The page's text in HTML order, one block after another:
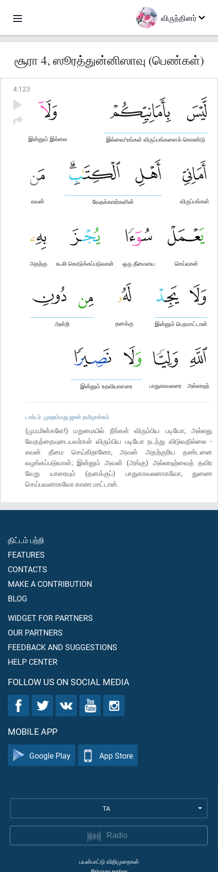
விருந்தினர்
சூரா 4, ஸூரத்துன்னிஸாவு (பெண்கள்)
4:123
இல்லை/உங்கள் விருப்பங்களைக் கொண்டு
இன்னும் இல்லை
விருப்பங்கள்
வேதக்காரர்களின்
எவன்
செய்வான்
ஒரு தீமையை
கூலி கொடுக்கப்படுவான்
அதற்கு
இன்னும் பெறமாட்டான்
தனக்கு
அன்றி
அல்லாஹ்
பாதுகாவலரை
இன்னும் உதவியாளரை
டாக்டர். முஹம்மது ஜான் தமிழாக்கம்
(முஃமின்களே!) மறுமையில் நீங்கள் விரும்பிய படியோ, அல்லது
வேதத்தையுடையவர்கள் விரும்பிய படியோ நடந்து விடுவதில்லை -
எவன் தீமை செய்கிறானோ, அவன் அதற்குரிய தண்டனை
வழங்கப்படுவான்; இன்னும் அவன் (அங்கு) அல்லாஹ்வைத் தவிர
வேறு யாரையும் (தனக்குப்) பாதுகாவலனாகவோ, துணை
செய்பவனாகவோ காண மாட்டான்.
திட்டம் பற்றி
FEATURES
CONTACTS
MAKE A CONTRIBUTION
BLOG
WIDGET FOR PARTNERS
OUR PARTNERS
FEEDBACK AND SUGGESTIONS
HELP CENTER
FOLLOW US ON SOCIAL MEDIA
MOBILE APP
Google Play App Store
TA
Radio
பயன்பாட்டு விதிமுறைகள்